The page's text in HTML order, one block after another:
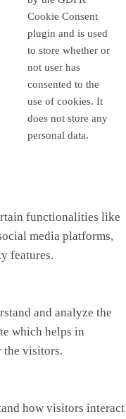
Cookie Consent
plugin and is used
to store whether or
not user has
consented to the
use of cookies. It
does not store any
personal data.
functionalities like
media platforms,
features.
and analyze the
which helps in
the visitors.
how visitors interact